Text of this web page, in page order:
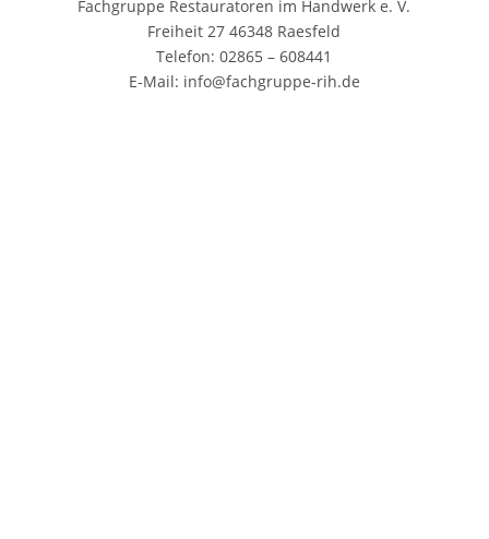
Fachgruppe Restauratoren im Handwerk e. V.
Freiheit 27 46348 Raesfeld
Telefon: 02865 – 608441
E-Mail: info@fachgruppe-rih.de